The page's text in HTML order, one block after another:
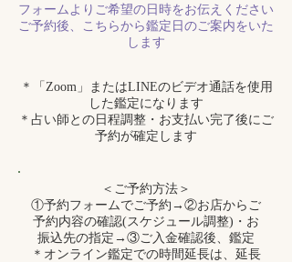
フォームよりご希望の日時をお伝えください
​ご予約後、こちらから鑑定日のご案内をいた
します
＊「Zoom」またはLINEのビデオ通話を使用
した鑑定になります
＊占い師との日程調整・お支払い完了後にご
予約が確定します
​＜ご予約方法＞
①予約フォームでご予約→②お店からご
予約内容の確認(スケジュール調整)・お
振込先の指定→③ご入金確認後、鑑定
​＊オンライン鑑定での時間延長は、延長